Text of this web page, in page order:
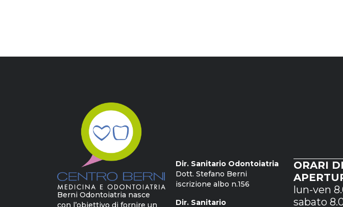
Berni Odontoiatria nasce
con l’obiettivo di fornire un
Dir. Sanitario Odontoiatria
Dott. Stefano Berni
iscrizione albo n.156
Dir. Sanitario
ORARI DI
lun-ven
sabato